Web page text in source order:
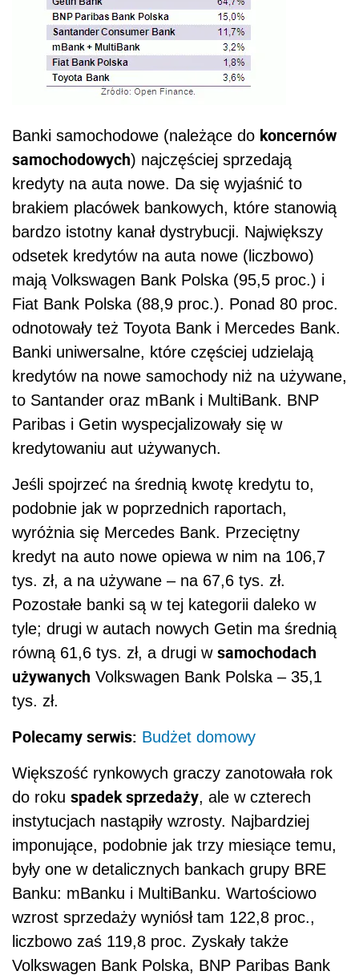
Banki samochodowe (należące do koncernów
samochodowych) najczęściej sprzedają
kredyty na auta nowe. Da się wyjaśnić to
brakiem placówek bankowych, które stanowią
bardzo istotny kanał dystrybucji. Największy
odsetek kredytów na auta nowe (liczbowo)
mają Volkswagen Bank Polska (95,5 proc.) i
Fiat Bank Polska (88,9 proc.). Ponad 80 proc.
odnotowały też Toyota Bank i Mercedes Bank.
Banki uniwersalne, które częściej udzielają
kredytów na nowe samochody niż na używane,
to Santander oraz mBank i MultiBank. BNP
Paribas i Getin wyspecjalizowały się w
kredytowaniu aut używanych.
Jeśli spojrzeć na średnią kwotę kredytu to,
podobnie jak w poprzednich raportach,
wyróżnia się Mercedes Bank. Przeciętny
kredyt na auto nowe opiewa w nim na 106,7
tys. zł, a na używane – na 67,6 tys. zł.
Pozostałe banki są w tej kategorii daleko w
tyle; drugi w autach nowych Getin ma średnią
równą 61,6 tys. zł, a drugi w samochodach
używanych Volkswagen Bank Polska – 35,1
tys. zł.
Polecamy serwis: Budżet domowy
Większość rynkowych graczy zanotowała rok
do roku spadek sprzedaży, ale w czterech
instytucjach nastąpiły wzrosty. Najbardziej
imponujące, podobnie jak trzy miesiące temu,
były one w detalicznych bankach grupy BRE
Banku: mBanku i MultiBanku. Wartościowo
wzrost sprzedaży wyniósł tam 122,8 proc.,
liczbowo zaś 119,8 proc. Zyskały także
Volkswagen Bank Polska, BNP Paribas Bank